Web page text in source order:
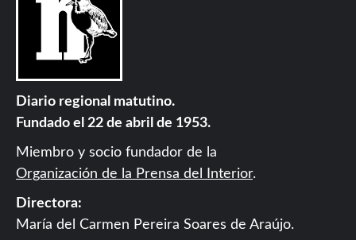
Diario regional matutino.
Fundado el 22 de abril de 1953.
Miembro y socio fundador de la
Organización de la Prensa del Interior.
Directora:
María del Carmen Pereira Soares de Araújo.